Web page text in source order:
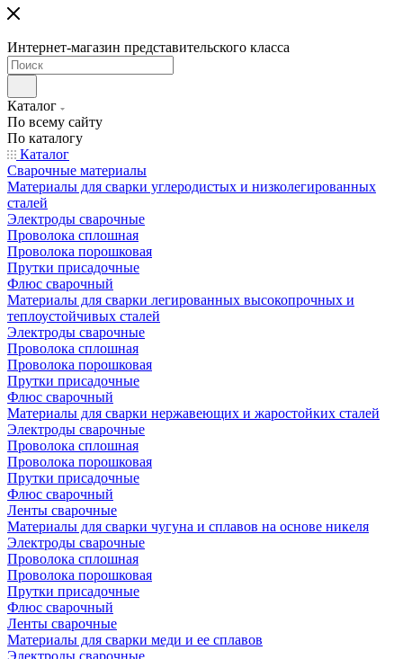
Интернет-магазин представительского класса
Каталог
По всему сайту
По каталогу
Каталог
Сварочные материалы
Материалы для сварки углеродистых и низколегированных
сталей
Электроды сварочные
Проволока сплошная
Проволока порошковая
Прутки присадочные
Флюс сварочный
Материалы для сварки легированных высокопрочных и
теплоустойчивых сталей
Электроды сварочные
Проволока сплошная
Проволока порошковая
Прутки присадочные
Флюс сварочный
Материалы для сварки нержавеющих и жаростойких сталей
Электроды сварочные
Проволока сплошная
Проволока порошковая
Прутки присадочные
Флюс сварочный
Ленты сварочные
Материалы для сварки чугуна и сплавов на основе никеля
Электроды сварочные
Проволока сплошная
Проволока порошковая
Прутки присадочные
Флюс сварочный
Ленты сварочные
Материалы для сварки меди и ее сплавов
Электроды сварочные